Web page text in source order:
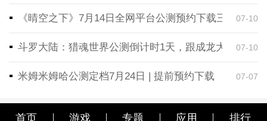
《晴空之下》7月14日全网平台公测预约下载三端同步
07-10
斗罗大陆：猎魂世界公测倒计时1天，跟成龙大哥一起
07-10
米姆米姆哈公测定档7月24日 | 提前预约下载 07-07
首页 游戏 专题 应用 排行